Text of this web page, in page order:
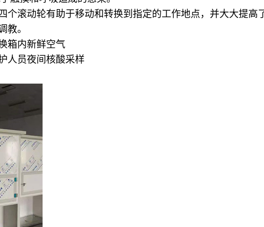
个滚动轮有助于移动和转换到指定的工作地点，并大大提高
教。
箱内新鲜空气
人员夜间核酸采样